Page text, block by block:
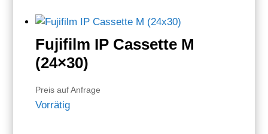
Fujifilm IP Cassette M
(24×30)
Preis auf Anfrage
Vorrätig